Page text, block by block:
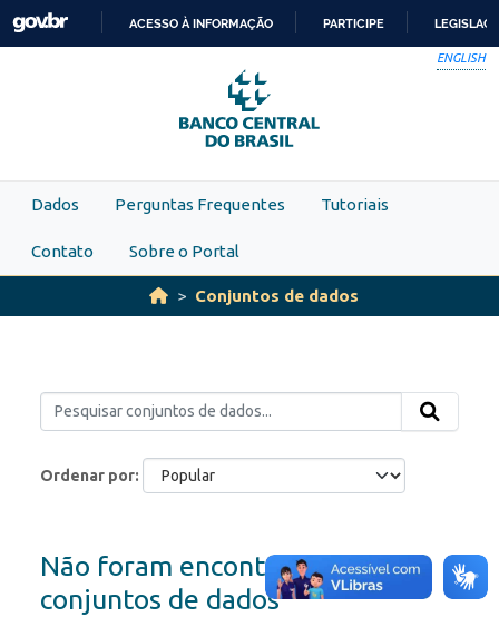
Skip to main content
PARA
O
CONTEÚDO
ACESSO À INFORMAÇÃO PARTICIPE
ENGLISH
Dados Perguntas Frequentes Tutoriais
Contato Sobre o Portal
Conjuntos de dados
Ordenar por
Não foram encontrados
conjuntos de dados